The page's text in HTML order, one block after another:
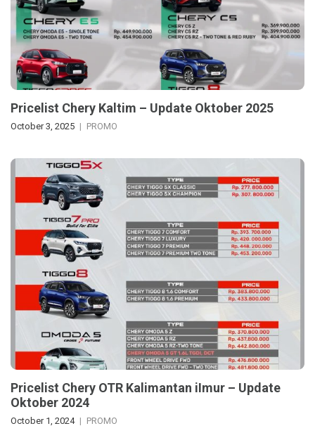
Pricelist Chery Kaltim – Update Oktober 2025
October 3, 2025 PROMO
Pricelist Chery OTR Kalimantan iImur – Update
Oktober 2024
October 1, 2024 PROMO